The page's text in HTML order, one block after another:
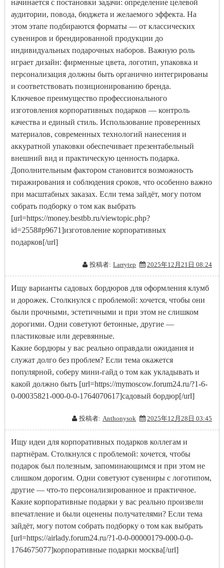
начинается с постановки задачи: определение целевой
аудитории, повода, бюджета и желаемого эффекта. На
этом этапе подбираются форматы — от классических
сувениров и брендированной продукции до
индивидуальных подарочных наборов. Важную роль
играет дизайн: фирменные цвета, логотип, упаковка и
персонализация должны быть органично интегрированы
и соответствовать позиционированию бренда.
Ключевое преимущество профессионального
изготовления корпоративных подарков — контроль
качества и единый стиль. Использование проверенных
материалов, современных технологий нанесения и
аккуратной упаковки обеспечивает презентабельный
внешний вид и практическую ценность подарка.
Дополнительным фактором становится возможность
тиражирования и соблюдения сроков, что особенно важно
при масштабных заказах. Если тема зайдёт, могу потом
собрать подборку о том как выбрать
[url=https://money.bestbb.ru/viewtopic.php?
id=2558#p9671]изготовление корпоративных
подарков[/url]
投稿者: Larrytep 2025年12月21日 08:24
Ищу варианты садовых бордюров для оформления клумб
и дорожек. Столкнулся с проблемой: хочется, чтобы они
были прочными, эстетичными и при этом не слишком
дорогими. Одни советуют бетонные, другие —
пластиковые или деревянные.
Какие бордюры у вас реально оправдали ожидания и
служат долго без проблем? Если тема окажется
популярной, соберу мини-гайд о том как укладывать и
какой должно быть [url=https://mymoscow.forum24.ru/?1-6-
0-00035821-000-0-0-1764070617]садовый бордюр[/url]
投稿者: Anthonysok 2025年12月28日 03:45
Ищу идеи для корпоративных подарков коллегам и
партнёрам. Столкнулся с проблемой: хочется, чтобы
подарок был полезным, запоминающимся и при этом не
слишком дорогим. Одни советуют сувениры с логотипом,
другие — что-то персонализированное и практичное.
Какие корпоративные подарки у вас реально произвели
впечатление и были оценены получателями? Если тема
зайдёт, могу потом собрать подборку о том как выбрать
[url=https://airlady.forum24.ru/?1-0-0-00000179-000-0-0-
1764675077]корпоративные подарки москва[/url]